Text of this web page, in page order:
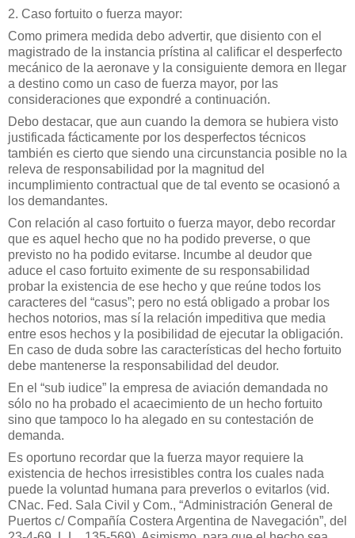
2. Caso fortuito o fuerza mayor:
Como primera medida debo advertir, que disiento con el
magistrado de la instancia prístina al calificar el desperfecto
mecánico de la aeronave y la consiguiente demora en llegar
a destino como un caso de fuerza mayor, por las
consideraciones que expondré a continuación.
Debo destacar, que aun cuando la demora se hubiera visto
justificada fácticamente por los desperfectos técnicos
también es cierto que siendo una circunstancia posible no la
releva de responsabilidad por la magnitud del
incumplimiento contractual que de tal evento se ocasionó a
los demandantes.
Con relación al caso fortuito o fuerza mayor, debo recordar
que es aquel hecho que no ha podido preverse, o que
previsto no ha podido evitarse. Incumbe al deudor que
aduce el caso fortuito eximente de su responsabilidad
probar la existencia de ese hecho y que reúne todos los
caracteres del “casus”; pero no está obligado a probar los
hechos notorios, mas sí la relación impeditiva que media
entre esos hechos y la posibilidad de ejecutar la obligación.
En caso de duda sobre las características del hecho fortuito
debe mantenerse la responsabilidad del deudor.
En el “sub iudice” la empresa de aviación demandada no
sólo no ha probado el acaecimiento de un hecho fortuito
sino que tampoco lo ha alegado en su contestación de
demanda.
Es oportuno recordar que la fuerza mayor requiere la
existencia de hechos irresistibles contra los cuales nada
puede la voluntad humana para preverlos o evitarlos (vid.
CNac. Fed. Sala Civil y Com., “Administración General de
Puertos c/ Compañía Costera Argentina de Navegación”, del